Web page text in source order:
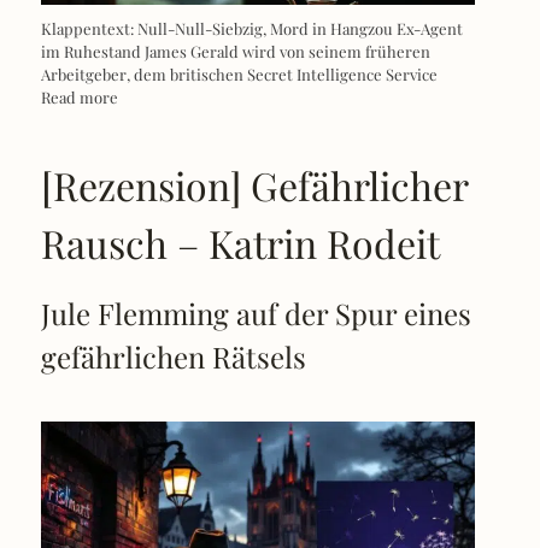
Klappentext: Null-Null-Siebzig, Mord in Hangzou Ex-Agent
im Ruhestand James Gerald wird von seinem früheren
Arbeitgeber, dem britischen Secret Intelligence Service
Read more
[Rezension] Gefährlicher
Rausch – Katrin Rodeit
Jule Flemming auf der Spur eines
gefährlichen Rätsels